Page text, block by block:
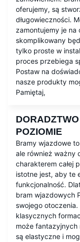
oferujemy, są
długowieczności.
zamontujemy je
skomplikowany
tylko proste w
proces przebiega
Postaw na
nasze produkty
Pamiętaj,
POZIOMIE
Bramy wjazdowe
ale również ważny
charakterem całej
istotne jest, aby te
funkcjonalność.
bram wjazdowych
swojego
klasycznych
może fantazyjnych
są elastyczne i